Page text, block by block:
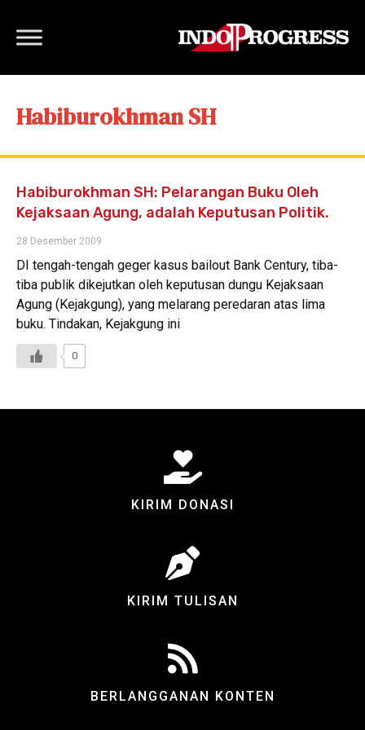
Habiburokhman SH
Habiburokhman SH: Pelarangan Buku Oleh
Kejaksaan Agung, adalah Keputusan Politik.
28 Desember 2009
DI tengah-tengah geger kasus bailout Bank Century, tiba-
tiba publik dikejutkan oleh keputusan dungu Kejaksaan
Agung (Kejakgung), yang melarang peredaran atas lima
buku. Tindakan, Kejakgung ini
0
KIRIM DONASI
KIRIM TULISAN
BERLANGGANAN KONTEN